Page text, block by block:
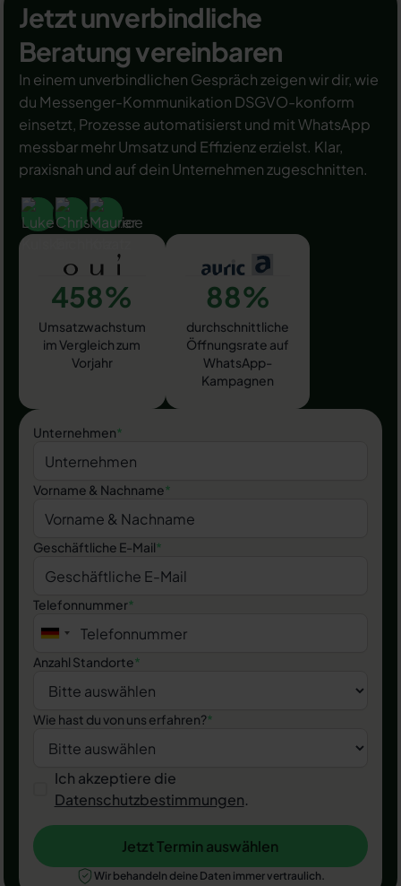
Jetzt unverbindliche
Beratung vereinbaren
In einem unverbindlichen Gespräch zeigen wir dir, wie
du Messenger-Kommunikation DSGVO-konform
einsetzt, Prozesse automatisierst und mit WhatsApp
messbar mehr Umsatz und Effizienz erzielst. Klar,
praxisnah und auf dein Unternehmen zugeschnitten.
458%
Umsatzwachstum
im Vergleich zum
Vorjahr
88%
durchschnittliche
Öffnungsrate auf
WhatsApp-
Kampagnen
Unternehmen*
Vorname & Nachname*
Geschäftliche E-Mail*
Telefonnummer*
Anzahl Standorte*
Wie hast du von uns erfahren?*
Ich akzeptiere die
Datenschutzbestimmungen.
Jetzt Termin auswählen
Jetzt Termin auswählen
Wir behandeln deine Daten immer vertraulich.